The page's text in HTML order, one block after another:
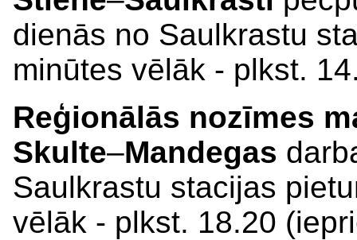
dienās no Saulkrastu
minūtes vēlāk - plkst.
Reģionālās nozīmes
Skulte–Mandegas
Saulkrastu stacijas
vēlāk - plkst. 18.20